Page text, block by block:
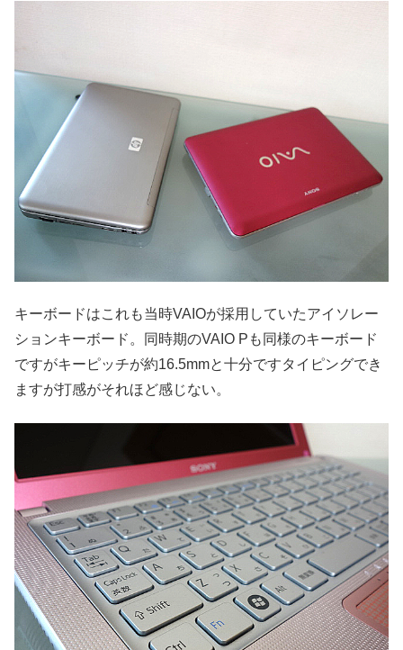
キーボードはこれも当時VAIOが採用していたアイソレー
ションキーボード。同時期のVAIO Pも同様のキーボード
ですがキーピッチが約16.5mmと十分ですタイピングでき
ますが打感がそれほど感じない。